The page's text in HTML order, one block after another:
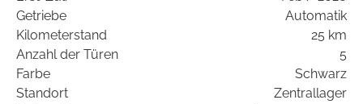
Getriebe
Automatik
Kilometerstand
25 km
Anzahl der Türen
5
Farbe
Schwarz
Standort
Zentrallager